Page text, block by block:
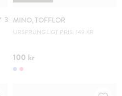
3 MINO, TOFFLOR
URSPRUNGLIGT PRIS: 149 KR
100 kr